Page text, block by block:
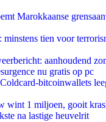
Marokkaanse
minstens tien voor
aanhoudend
nu gratis op pc
bitcoinwallets
wint 1 miljoen, gooit
na lastige heuvelrit